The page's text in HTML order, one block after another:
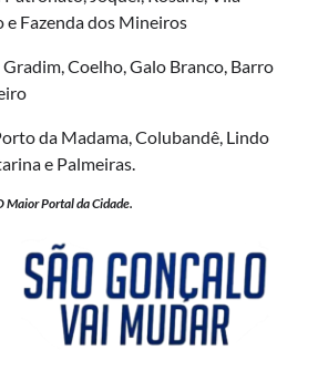
e Fazenda dos Mineiros
Coelho, Galo Branco, Barro
da Madama, Colubandê, Lindo
e Palmeiras.
Maior Portal da Cidade.